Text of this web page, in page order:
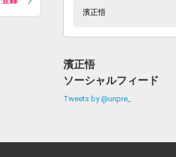
濱正悟
濱正悟
ソーシャルフィード
Tweets by @unpre_